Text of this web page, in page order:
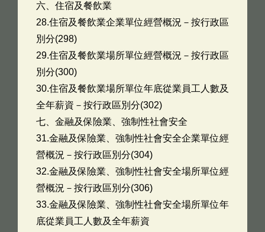
六、住宿及餐飲業
28.住宿及餐飲業企業單位經營概況－按行政區
別分(298)
29.住宿及餐飲業場所單位經營概況－按行政區
別分(300)
30.住宿及餐飲業場所單位年底從業員工人數及
全年薪資－按行政區別分(302)
七、金融及保險業、強制性社會安全
31.金融及保險業、強制性社會安全企業單位經
營概況－按行政區別分(304)
32.金融及保險業、強制性社會安全場所單位經
營概況－按行政區別分(306)
33.金融及保險業、強制性社會安全場所單位年
底從業員工人數及全年薪資